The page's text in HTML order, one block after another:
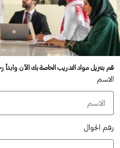
عدد غير محدود من
تدريب أكبر عدد تريده من
لا توجد رسوم تجديد سنوية
تدريب أكبر عدد تريده من
قم بتنزيل مواد التدريب الخاصة بك الآن وابدأ
الاسم
رقم الجوال